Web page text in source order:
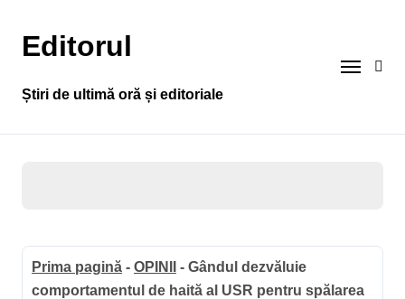
conținut
Editorul
Știri de ultimă oră și editoriale
Prima pagină - OPINII - Gândul dezvăluie
comportamentul de haită al USR pentru spălarea